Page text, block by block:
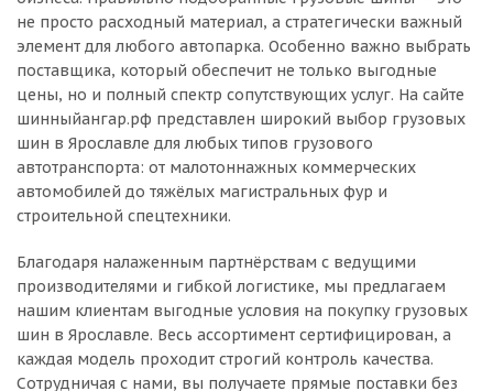
не просто расходный материал, а стратегически важный
элемент для любого автопарка. Особенно важно выбрать
поставщика, который обеспечит не только выгодные
цены, но и полный спектр сопутствующих услуг. На сайте
шинныйангар.рф представлен широкий выбор грузовых
шин в Ярославле для любых типов грузового
автотранспорта: от малотоннажных коммерческих
автомобилей до тяжёлых магистральных фур и
строительной спецтехники.
Благодаря налаженным партнёрствам с ведущими
производителями и гибкой логистике, мы предлагаем
нашим клиентам выгодные условия на покупку грузовых
шин в Ярославле. Весь ассортимент сертифицирован, а
каждая модель проходит строгий контроль качества.
Сотрудничая с нами, вы получаете прямые поставки без